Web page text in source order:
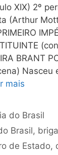
XIX) 2º
(Arthur
BRANT
Nasceu
mais
do Brasil
Brasil,
de Estado,